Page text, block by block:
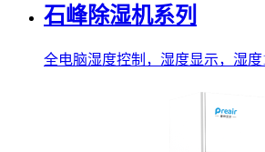
石峰除湿机系列
全电脑湿度控制，湿度显示，湿度